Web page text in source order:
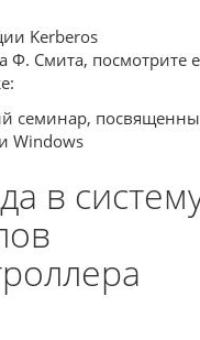
Ф. Смита, посмотрите
семинар,
Windows
в